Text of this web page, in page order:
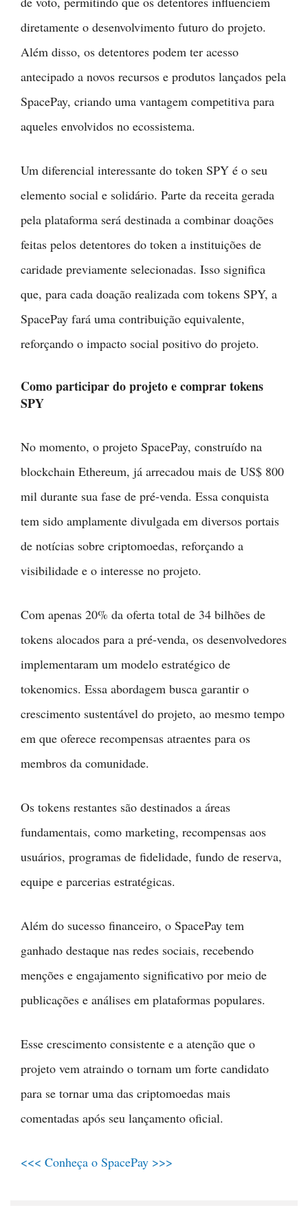
diretamente o desenvolvimento futuro do projeto.
Além disso, os detentores podem ter acesso
antecipado a novos recursos e produtos lançados pela
SpacePay, criando uma vantagem competitiva para
aqueles envolvidos no ecossistema.
Um diferencial interessante do token SPY é o seu
elemento social e solidário. Parte da receita gerada
pela plataforma será destinada a combinar doações
feitas pelos detentores do token a instituições de
caridade previamente selecionadas. Isso significa
que, para cada doação realizada com tokens SPY, a
SpacePay fará uma contribuição equivalente,
reforçando o impacto social positivo do projeto.
Como participar do projeto e comprar tokens
SPY
No momento, o projeto SpacePay, construído na
blockchain Ethereum, já arrecadou mais de US$ 800
mil durante sua fase de pré-venda. Essa conquista
tem sido amplamente divulgada em diversos portais
de notícias sobre criptomoedas, reforçando a
visibilidade e o interesse no projeto.
Com apenas 20% da oferta total de 34 bilhões de
tokens alocados para a pré-venda, os desenvolvedores
implementaram um modelo estratégico de
tokenomics. Essa abordagem busca garantir o
crescimento sustentável do projeto, ao mesmo tempo
em que oferece recompensas atraentes para os
membros da comunidade.
Os tokens restantes são destinados a áreas
fundamentais, como marketing, recompensas aos
usuários, programas de fidelidade, fundo de reserva,
equipe e parcerias estratégicas.
Além do sucesso financeiro, o SpacePay tem
ganhado destaque nas redes sociais, recebendo
menções e engajamento significativo por meio de
publicações e análises em plataformas populares.
Esse crescimento consistente e a atenção que o
projeto vem atraindo o tornam um forte candidato
para se tornar uma das criptomoedas mais
comentadas após seu lançamento oficial.
<<< Conheça o SpacePay >>>